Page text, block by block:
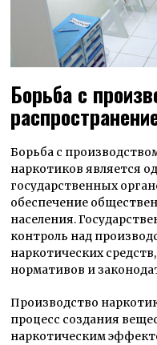
Борьба с
Борьба с
наркотиков является
государственных
обеспечение
населения.
контроль над
наркотических
нормативов и
Производство
процесс создания
наркотическим